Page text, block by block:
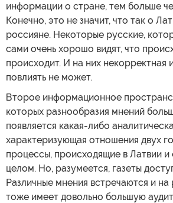
информации о стране, тем больше
Конечно, это не значит, что так о
россияне. Некоторые русские,
сами очень хорошо видят, что
происходит. И на них некорректная
повлиять не может.
Второе информационное
которых разнообразия мнений
появляется какая-либо
характеризующая отношения двух
процессы, происходящие в Латвии и
целом. Но, разумеется, газеты
Различные мнения встречаются и
тоже имеет довольно большую